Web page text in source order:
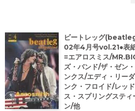
ビートレッグ
02年4月号vol.21●表
=エアロスミス/
ズ・バンド/ザ・ゼン
ンクス/エディ・リー
ンク・フロイド/レッ
ス・スプリングステ
ン/他